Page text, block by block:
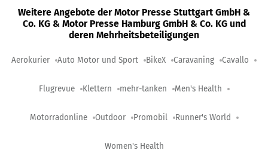
Weitere Angebote der Motor Presse Stuttgart GmbH &
Co. KG & Motor Presse Hamburg GmbH & Co. KG und
deren Mehrheitsbeteiligungen
Aerokurier Auto Motor und Sport BikeX Caravaning Cavallo
Flugrevue Klettern mehr-tanken Men's Health
Motorradonline Outdoor Promobil Runner's World
Women's Health